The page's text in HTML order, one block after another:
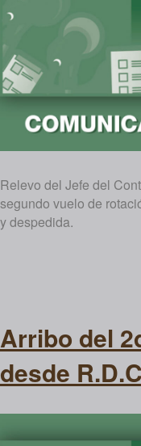
Relevo del Jefe del
segundo vuelo de
y despedida.
Arribo del
desde